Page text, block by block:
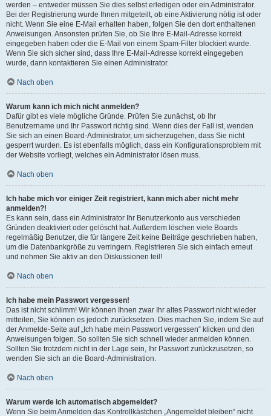
werden – entweder müssen Sie dies selbst erledigen oder ein Administrator.
Bei der Registrierung wurde Ihnen mitgeteilt, ob eine Aktivierung nötig ist oder
nicht. Wenn Sie eine E-Mail erhalten haben, folgen Sie den dort enthaltenen
Anweisungen. Ansonsten prüfen Sie, ob Sie Ihre E-Mail-Adresse korrekt
eingegeben haben oder die E-Mail von einem Spam-Filter blockiert wurde.
Wenn Sie sich sicher sind, dass Ihre E-Mail-Adresse korrekt eingegeben
wurde, dann kontaktieren Sie einen Administrator.
Nach oben
Warum kann ich mich nicht anmelden?
Dafür gibt es viele mögliche Gründe. Prüfen Sie zunächst, ob Ihr
Benutzername und Ihr Passwort richtig sind. Wenn dies der Fall ist, wenden
Sie sich an einen Board-Administrator, um sicherzugehen, dass Sie nicht
gesperrt wurden. Es ist ebenfalls möglich, dass ein Konfigurationsproblem mit
der Website vorliegt, welches ein Administrator lösen muss.
Nach oben
Ich habe mich vor einiger Zeit registriert, kann mich aber nicht mehr
anmelden?!
Es kann sein, dass ein Administrator Ihr Benutzerkonto aus verschieden
Gründen deaktiviert oder gelöscht hat. Außerdem löschen viele Boards
regelmäßig Benutzer, die für längere Zeit keine Beiträge geschrieben haben,
um die Datenbankgröße zu verringern. Registrieren Sie sich einfach erneut
und nehmen Sie aktiv an den Diskussionen teil!
Nach oben
Ich habe mein Passwort vergessen!
Das ist nicht schlimm! Wir können Ihnen zwar Ihr altes Passwort nicht wieder
mitteilen, Sie können es jedoch zurücksetzen. Dies machen Sie, indem Sie auf
der Anmelde-Seite auf „Ich habe mein Passwort vergessen“ klicken und den
Anweisungen folgen. So sollten Sie sich schnell wieder anmelden können.
Sollten Sie trotzdem nicht in der Lage sein, Ihr Passwort zurückzusetzen, so
wenden Sie sich an die Board-Administration.
Nach oben
Warum werde ich automatisch abgemeldet?
Wenn Sie beim Anmelden das Kontrollkästchen „Angemeldet bleiben“ nicht